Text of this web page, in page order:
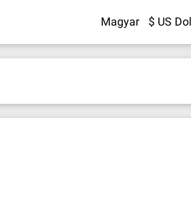
Magyar $ US